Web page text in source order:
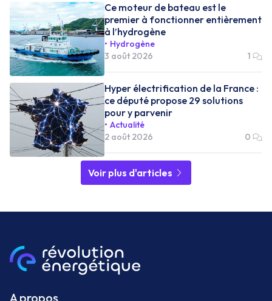
Ce moteur de bateau est le
premier à fonctionner entièrement
à l’hydrogène
Hydrogène
3 août 2026
1
Hyper électrification de la France :
ce député propose 29 solutions
pour y parvenir
Actualité
2 août 2026
0
Voir plus d'articles
A propos